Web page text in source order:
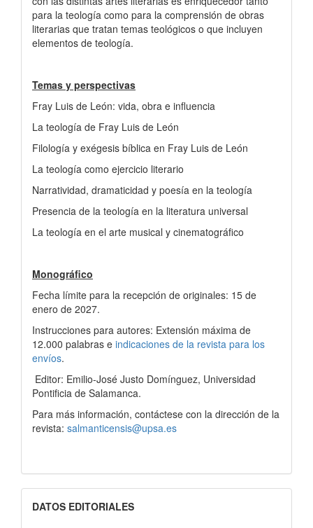
para la teología como para la comprensión de obras
literarias que tratan temas teológicos o que incluyen
elementos de teología.
Temas y perspectivas
Fray Luis de León: vida, obra e influencia
La teología de Fray Luis de León
Filología y exégesis bíblica en Fray Luis de León
La teología como ejercicio literario
Narratividad, dramaticidad y poesía en la teología
Presencia de la teología en la literatura universal
La teología en el arte musical y cinematográfico
Monográfico
Fecha límite para la recepción de originales: 15 de
enero de 2027.
Instrucciones para autores: Extensión máxima de
12.000 palabras e indicaciones de la revista para los
envíos.
Editor: Emilio-José Justo Domínguez, Universidad
Pontificia de Salamanca.
Para más información, contáctese con la dirección de la
revista: salmanticensis@upsa.es
DATOS EDITORIALES